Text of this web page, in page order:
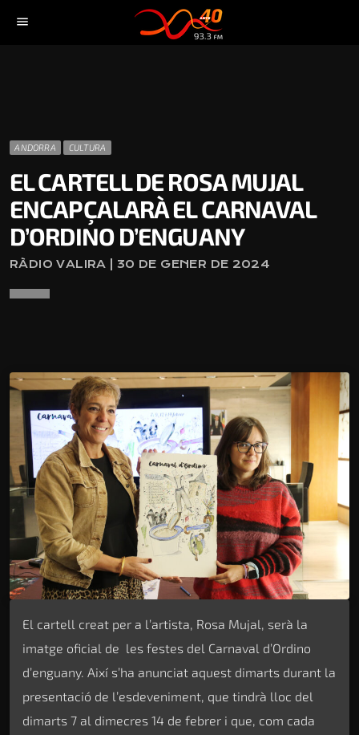
menu
ANDORRA CULTURA
EL CARTELL DE ROSA MUJAL
ENCAPÇALARÀ EL CARNAVAL
D’ORDINO D’ENGUANY
RÀDIO VALIRA | 30 DE GENER DE 2024
El cartell creat per a l’artista, Rosa Mujal, serà la
imatge oficial de les festes del Carnaval d’Ordino
d’enguany. Així s’ha anunciat aquest dimarts durant la
presentació de l’esdeveniment, que tindrà lloc del
dimarts 7 al dimecres 14 de febrer i que, com cada